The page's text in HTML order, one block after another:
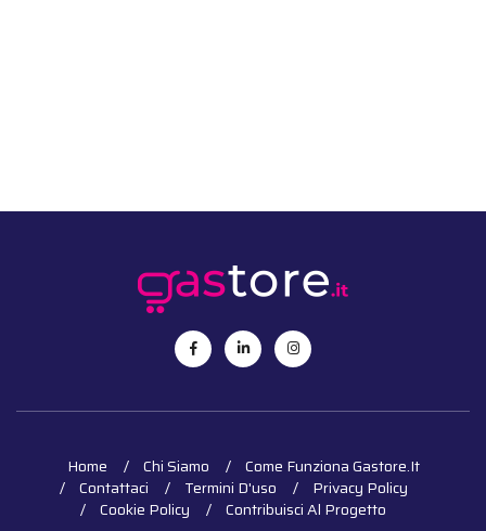
Home Chi Siamo
Come Funziona Gastore.it
Contattaci
Termini D'uso
Privacy Policy
Cookie Policy
Contribuisci Al Progetto